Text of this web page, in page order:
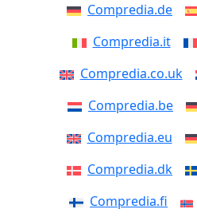
Compredia.de
Compredia.it
Compredia.co.uk
Compredia.be
Compredia.eu
Compredia.dk
Compredia.fi